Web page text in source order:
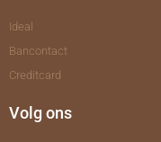
Ideal
Bancontact
Creditcard
Volg ons